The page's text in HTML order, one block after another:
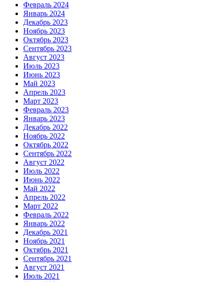
Февраль 2024
Январь 2024
Декабрь 2023
Ноябрь 2023
Октябрь 2023
Сентябрь 2023
Август 2023
Июль 2023
Июнь 2023
Май 2023
Апрель 2023
Март 2023
Февраль 2023
Январь 2023
Декабрь 2022
Ноябрь 2022
Октябрь 2022
Сентябрь 2022
Август 2022
Июль 2022
Июнь 2022
Май 2022
Апрель 2022
Март 2022
Февраль 2022
Январь 2022
Декабрь 2021
Ноябрь 2021
Октябрь 2021
Сентябрь 2021
Август 2021
Июль 2021